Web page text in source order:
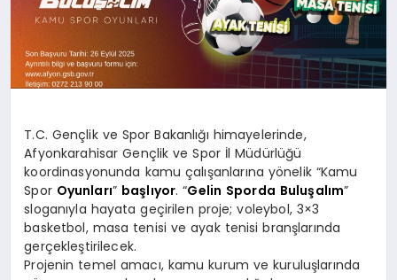
SPOR
MAGAZIN
SAĞLIK
TEKNOLOJI
T.C. Gençlik ve Spor Bakanlığı himayelerinde,
Afyonkarahisar Gençlik ve Spor İl Müdürlüğü
koordinasyonunda kamu çalışanlarına yönelik “Kamu
Spor Oyunları” başlıyor. “Gelin Sporda Buluşalım”
sloganıyla hayata geçirilen proje; voleybol, 3×3
basketbol, masa tenisi ve ayak tenisi branşlarında
gerçekleştirilecek.
Projenin temel amacı, kamu kurum ve kuruluşlarında